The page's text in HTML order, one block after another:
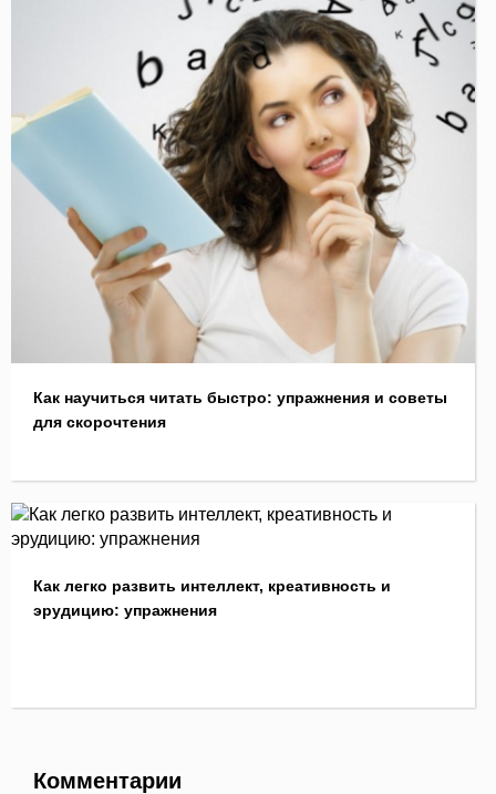
Как научиться читать быстро: упражнения и советы
для скорочтения
Как легко развить интеллект, креативность и
эрудицию: упражнения
Комментарии